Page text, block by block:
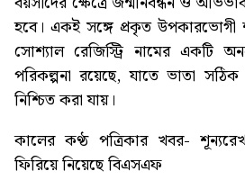
হবে। একই সঙ্গে প্রকৃত উপকারভোগী
সোশ্যাল রেজিস্ট্রি নামের একটি
পরিকল্পনা রয়েছে, যাতে ভাতা
নিশ্চিত করা যায়।
কালের কণ্ঠ পত্রিকার খবর-
ফিরিয়ে নিয়েছে বিএসএফ